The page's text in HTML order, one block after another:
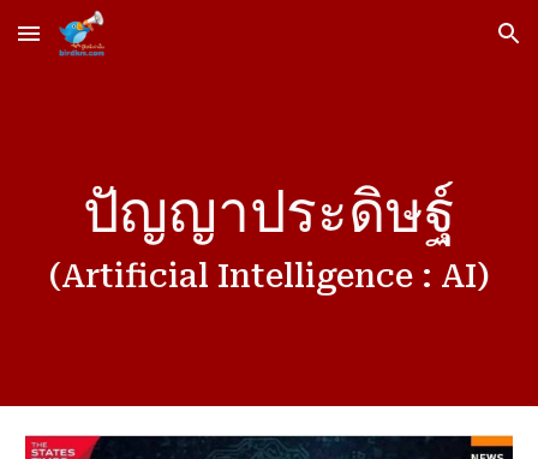
Skip to main content Skip to navigation
ปัญญาประดิษฐ์
(Artificial Intelligence : AI)